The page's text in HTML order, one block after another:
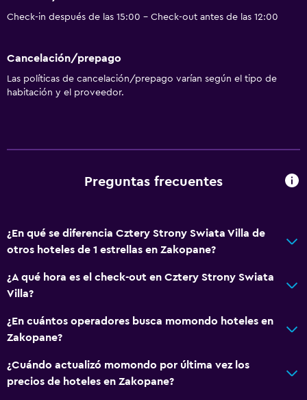
Check-in después de las 15:00 - Check-out antes de las 12:00
Cancelación/prepago
Las políticas de cancelación/prepago varían según el tipo de
habitación y el proveedor.
Preguntas frecuentes
¿En qué se diferencia Cztery Strony Swiata Villa de
otros hoteles de 1 estrellas en Zakopane?
¿A qué hora es el check-out en Cztery Strony Swiata
Villa?
¿En cuántos operadores busca momondo hoteles en
Zakopane?
¿Cuándo actualizó momondo por última vez los
precios de hoteles en Zakopane?